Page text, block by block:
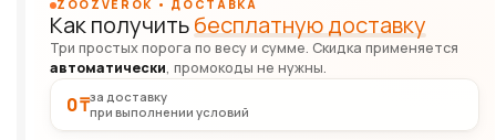
ZOOZVEROK • ДОСТАВКА
Как получитьбесплатную доставку
Три простых порога по весу и сумме. Скидка применяется
автоматически, промокоды не нужны.
0 ₸за доставку
при выполнении условий